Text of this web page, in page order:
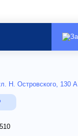
Н. Островского, 130 А